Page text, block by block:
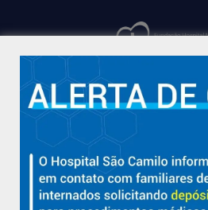
Hospital São Camilo – há mais de
com qualidade, acolhimento e
Aracruz e região.